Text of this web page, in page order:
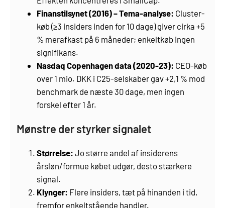
Finanstilsynet (2016) – Tema-analyse: Cluster-
køb (≥3 insiders inden for 10 dage) giver cirka +5
% merafkast på 6 måneder; enkeltkøb ingen
signifikans.
Nasdaq Copenhagen data (2020-23): CEO-køb
over 1 mio. DKK i C25-selskaber gav +2,1 % mod
benchmark de næste 30 dage, men ingen
forskel efter 1 år.
Mønstre der styrker signalet
Størrelse: Jo større andel af insiderens
årsløn/formue købet udgør, desto stærkere
signal.
Klynger: Flere insiders, tæt på hinanden i tid,
fremfor enkeltstående handler.